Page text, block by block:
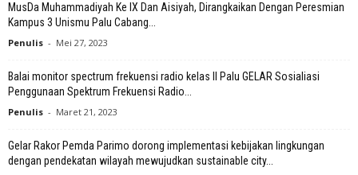
MusDa Muhammadiyah Ke IX Dan Aisiyah, Dirangkaikan Dengan Peresmian
Kampus 3 Unismu Palu Cabang...
Penulis - Mei 27, 2023
Balai monitor spectrum frekuensi radio kelas II Palu GELAR Sosialiasi
Penggunaan Spektrum Frekuensi Radio...
Penulis - Maret 21, 2023
Gelar Rakor Pemda Parimo dorong implementasi kebijakan lingkungan
dengan pendekatan wilayah mewujudkan sustainable city...